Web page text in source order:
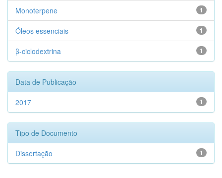
1
Monoterpene
1
Óleos essenciais
1
β-ciclodextrina
Data de Publicação
1
2017
Tipo de Documento
1
Dissertação